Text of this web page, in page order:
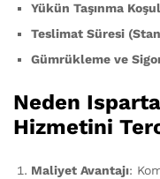
Yükün Taşınma
Teslimat Süresi
Gümrükleme ve
Neden
Hizmetini
Maliyet Avantajı: